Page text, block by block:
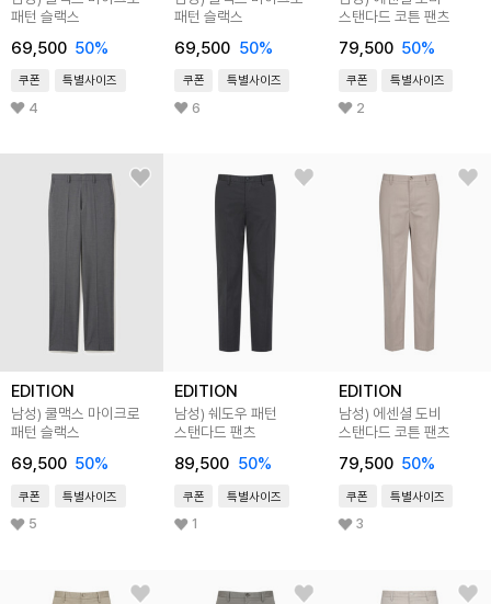
패턴 슬랙스
69,500 50%
쿠폰 특별사이즈
4
패턴 슬랙스
69,500 50%
쿠폰 특별사이즈
6
스탠다드 코튼 팬츠
79,500 50%
쿠폰 특별사이즈
2
EDITION
남성) 쿨맥스 마이크로
패턴 슬랙스
69,500 50%
쿠폰 특별사이즈
5
EDITION
남성) 쉐도우 패턴
스탠다드 팬츠
89,500 50%
쿠폰 특별사이즈
1
EDITION
남성) 에센셜 도비
스탠다드 코튼 팬츠
79,500 50%
쿠폰 특별사이즈
3